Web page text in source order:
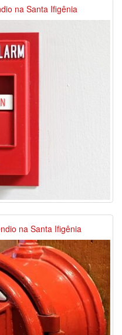
na Santa Ifigênia
na Santa Ifigênia